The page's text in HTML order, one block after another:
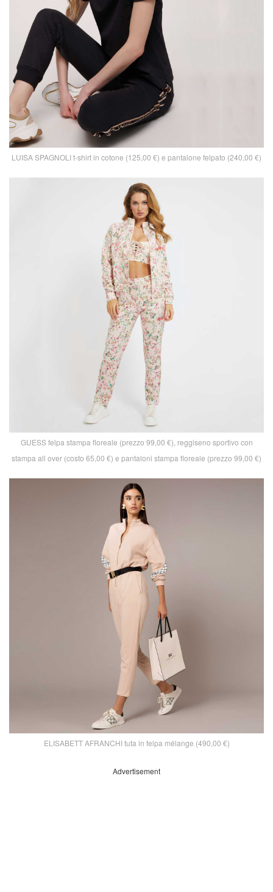
LUISA SPAGNOLI t-shirt in cotone (125,00 €) e pantalone felpato (240,00 €)
GUESS felpa stampa floreale (prezzo 99,00 €), reggiseno sportivo con
stampa all over (costo 65,00 €) e pantaloni stampa floreale (prezzo 99,00 €)
ELISABETT AFRANCHI tuta in felpa mélange (490,00 €)
Advertisement